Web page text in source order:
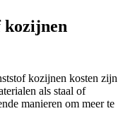
kozijnen
kozijnen kosten zijn
als staal of
manieren om meer te